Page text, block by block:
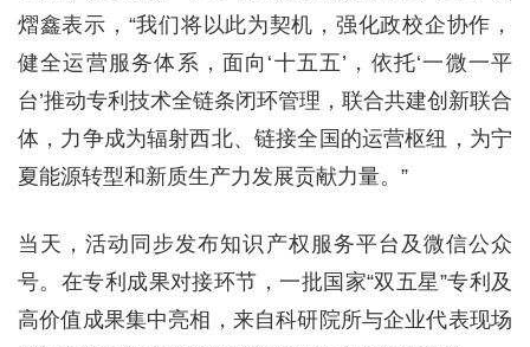
熠鑫表示，“我们将以此为契机，强化政校企协作，
健全运营服务体系，面向‘十五五’，依托‘一微一平
台’推动专利技术全链条闭环管理，联合共建创新联合
体，力争成为辐射西北、链接全国的运营枢纽，为宁
夏能源转型和新质生产力发展贡献力量。”
当天，活动同步发布知识产权服务平台及微信公众
号。在专利成果对接环节，一批国家“双五星”专利及
高价值成果集中亮相，来自科研院所与企业代表现场